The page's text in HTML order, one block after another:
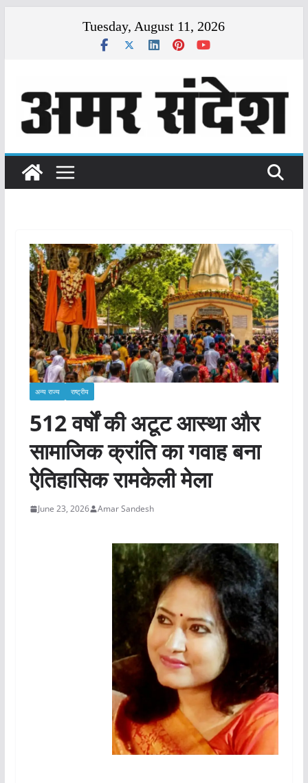
Tuesday, August 11, 2026
अन्य राज्य राष्ट्रीय
512 वर्षों की अटूट आस्था और
सामाजिक क्रांति का गवाह बना
ऐतिहासिक रामकेली मेला
June 23, 2026 Amar Sandesh